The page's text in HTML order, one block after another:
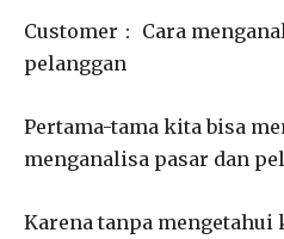
Customer： Cara
pelanggan
Pertama-tama kita bisa
menganalisa pasar dan
Karena tanpa